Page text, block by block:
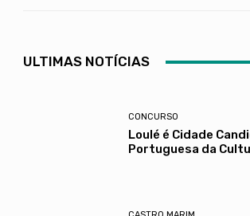
ULTIMAS NOTÍCIAS
CONCURSO
Loulé é Cidade
Portuguesa da